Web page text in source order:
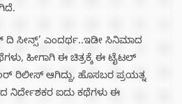
ದಿ ಸೀನ್ಸ್’ ಎಂದರ್ಥ..ಇಡೀ ಸಿನಿಮಾದ
ಹೀಗಾಗಿ ಈ ಚಿತ್ರಕ್ಕೆ ಈ ಟೈಟಲ್
ರಿಲೀಸ್ ಆಗಿದ್ದು, ಹೊಸಬರ ಪ್ರಯತ್ನ
ನಿರ್ದೇಶಕರ ಐದು ಕಥೆಗಳು ಈ